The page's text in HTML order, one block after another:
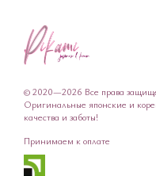
© 2020—2026 Все права
Оригинальные японские и
качества и заботы!
Принимаем к оплате